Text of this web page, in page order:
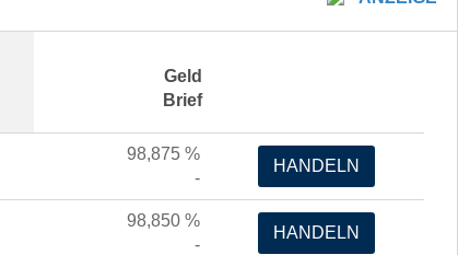
Geld
Brief
98,875 %
-
HANDELN
98,850 %
-
HANDELN